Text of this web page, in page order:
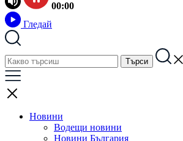
00:00
Гледай
Новини
Водещи новини
Новини България